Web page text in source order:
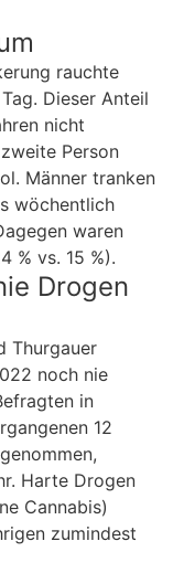
rauchte
Dieser Anteil
nicht
Person
Männer tranken
wöchentlich
waren
% vs. 15 %).
Drogen
Thurgauer
noch nie
in
12
Harte Drogen
Cannabis)
zumindest